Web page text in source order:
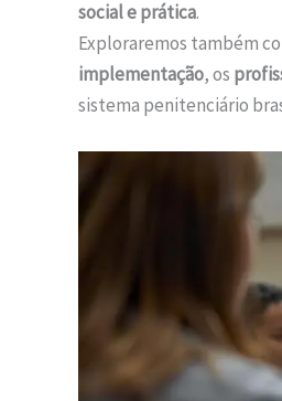
social e prática.
Exploraremos também
implementação, os
sistema penitenciário